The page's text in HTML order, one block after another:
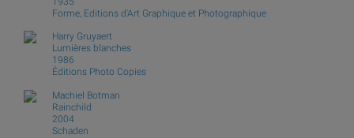
Forme, Editions d'Art Graphique et Photographique
Harry Gruyaert
Lumières blanches
1986
Éditions Photo Copies
Machiel Botman
Rainchild
2004
Schaden